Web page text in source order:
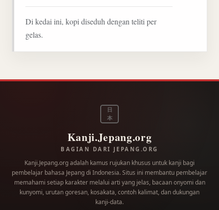
Di kedai ini, kopi diseduh dengan teliti per
gelas.
日
本
Kanji.Jepang.org
BAGIAN DARI JEPANG.ORG
Kanji.Jepang.org adalah kamus rujukan khusus untuk kanji bagi
pembelajar bahasa Jepang di Indonesia. Situs ini membantu pembelajar
memahami setiap karakter melalui arti yang jelas, bacaan onyomi dan
kunyomi, urutan goresan, kosakata, contoh kalimat, dan dukungan
kanji-data.